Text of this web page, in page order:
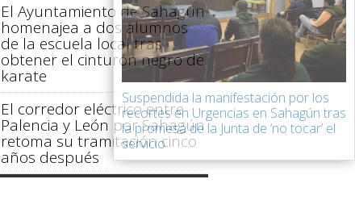
El Ayuntamiento de Sahagún
homenajea a dos alumnos
de la escuela local tras
obtener el cinturón negro de
karate
El corredor eléctrico entre
Palencia y León por Sahagún
retoma su tramitación cinco
años después
Suspendida la manifestación por los
recortes en Urgencias en Sahagún tras
la promesa de la Junta de ‘no tocar’ el
servicio